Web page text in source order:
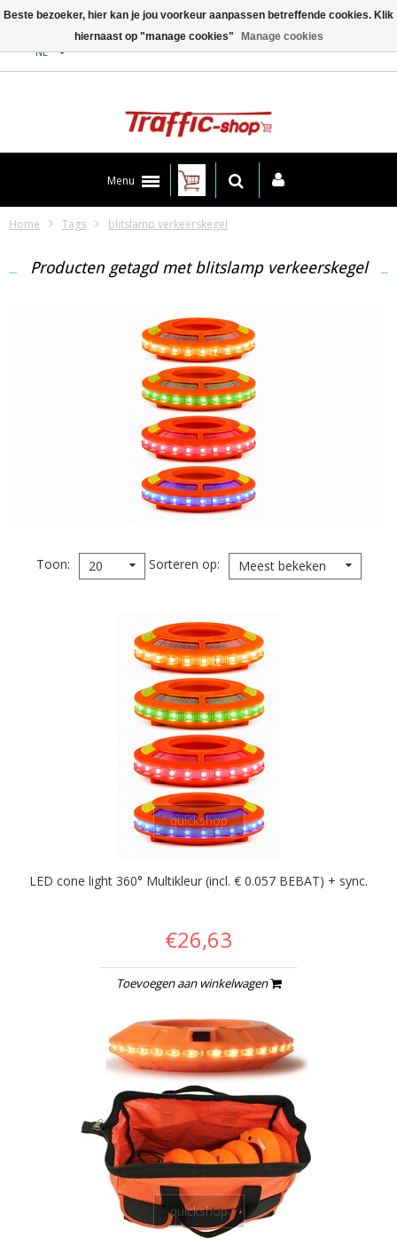
NL
Menu
Home Tags blitslamp verkeerskegel
Producten getagd met blitslamp verkeerskegel
Toon 20 Sorteren op Meest bekeken
quickshop
LED cone light 360° Multikleur (incl. € 0.057 BEBAT) + sync.
€26,63
Toevoegen aan winkelwagen
quickshop
Beste bezoeker, hier kan je jou voorkeur aanpassen betreffende cookies. Klik
hiernaast op "manage cookies"
Manage cookies